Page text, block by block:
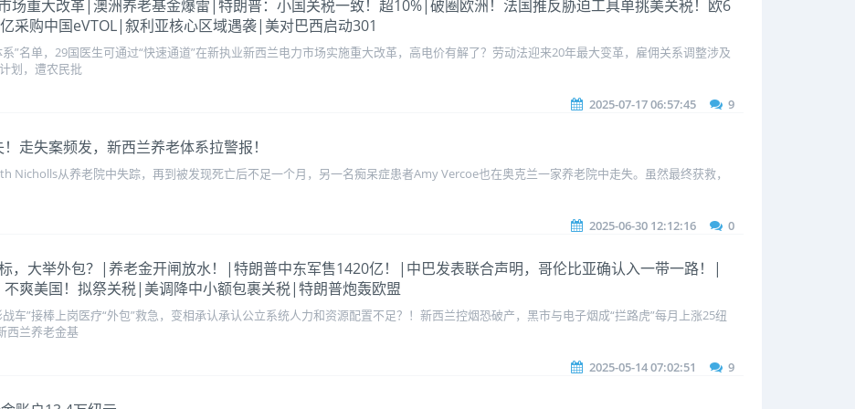
场重大改革|澳洲养老基金爆雷|特朗普：小国关税一致！超10%|破圈欧洲！法国推反胁迫工具单挑美关税！欧6
采购中国eVTOL|叙利亚核心区域遇袭|美对巴西启动301
”名单，29国医生可通过“快速通道”在新执业新西兰电力市场实施重大改革，高电价有解了？劳动法迎来20年最大变革，雇佣关系调整涉及
划，遭农民批
2025-07-17 06:57:45 9
走失案频发，新西兰养老体系拉警报！
Nicholls从养老院中失踪，再到被发现死亡后不足一个月，另一名痴呆症患者Amy Vercoe也在奥克兰一家养老院中走失。虽然最终获救，
2025-06-30 12:12:16 0
，大举外包？|养老金开闸放水！|特朗普中东军售1420亿！|中巴发表联合声明，哥伦比亚确认入一带一路！|
不爽美国！拟祭关税|美调降中小额包裹关税|特朗普炮轰欧盟
车”接棒上岗医疗“外包”救急，变相承认承认公立系统人力和资源配置不足？！新西兰控烟恐破产，黑市与电子烟成“拦路虎”每月上涨25纽
西兰养老金基
2025-05-14 07:02:51 9